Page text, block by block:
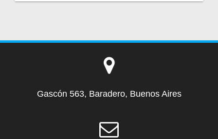
Gascón 563, Baradero, Buenos Aires